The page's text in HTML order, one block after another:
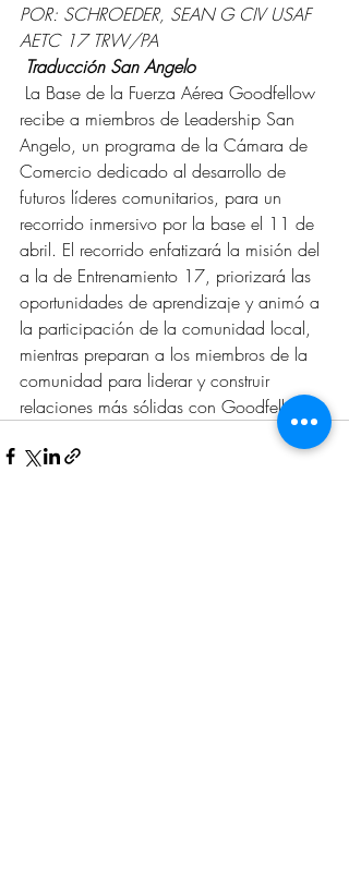
POR: SCHROEDER, SEAN G CIV USAF
AETC 17 TRW/PA
Traducción San Angelo
La Base de la Fuerza Aérea Goodfellow
recibe a miembros de Leadership San
Angelo, un programa de la Cámara de
Comercio dedicado al desarrollo de
futuros líderes comunitarios, para un
recorrido inmersivo por la base el 11 de
abril. El recorrido enfatizará la misión del
a la de Entrenamiento 17, priorizará las
oportunidades de aprendizaje y animó a
la participación de la comunidad local,
mientras preparan a los miembros de la
comunidad para liderar y construir
relaciones más sólidas con Goodfellow.